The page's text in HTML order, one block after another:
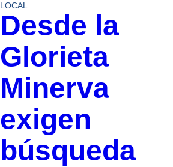
LOCAL
Desde la
Glorieta
Minerva
exigen
búsqueda